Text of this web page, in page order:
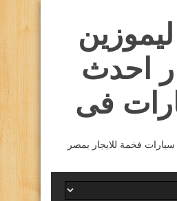
ليموزين
احدث
فى
سيارات فخمة للايجار بمصر